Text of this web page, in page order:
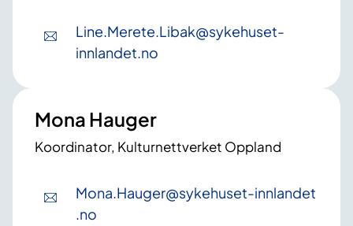
Line.Merete.Libak@sykehuset-
innlandet.no
Mona Hauger
Koordinator, Kulturnettverket Oppland
Mona.Hauger@sykehuset-innlandet
.no